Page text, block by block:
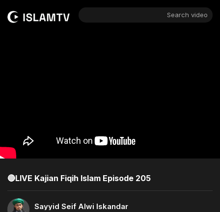
Search video
🔴LIVE Kajian Fiqih Islam Episode 205
Sayyid Seif Alwi Iskandar